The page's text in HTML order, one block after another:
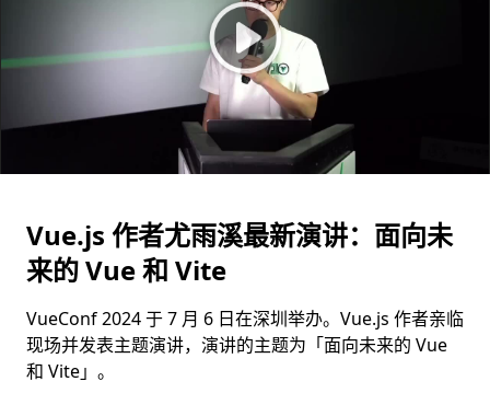
Vue.js 作者尤雨溪最新演讲：面向未
来的 Vue 和 Vite
VueConf 2024 于 7 月 6 日在深圳举办。Vue.js 作者亲临
现场并发表主题演讲，演讲的主题为「面向未来的 Vue
和 Vite」。